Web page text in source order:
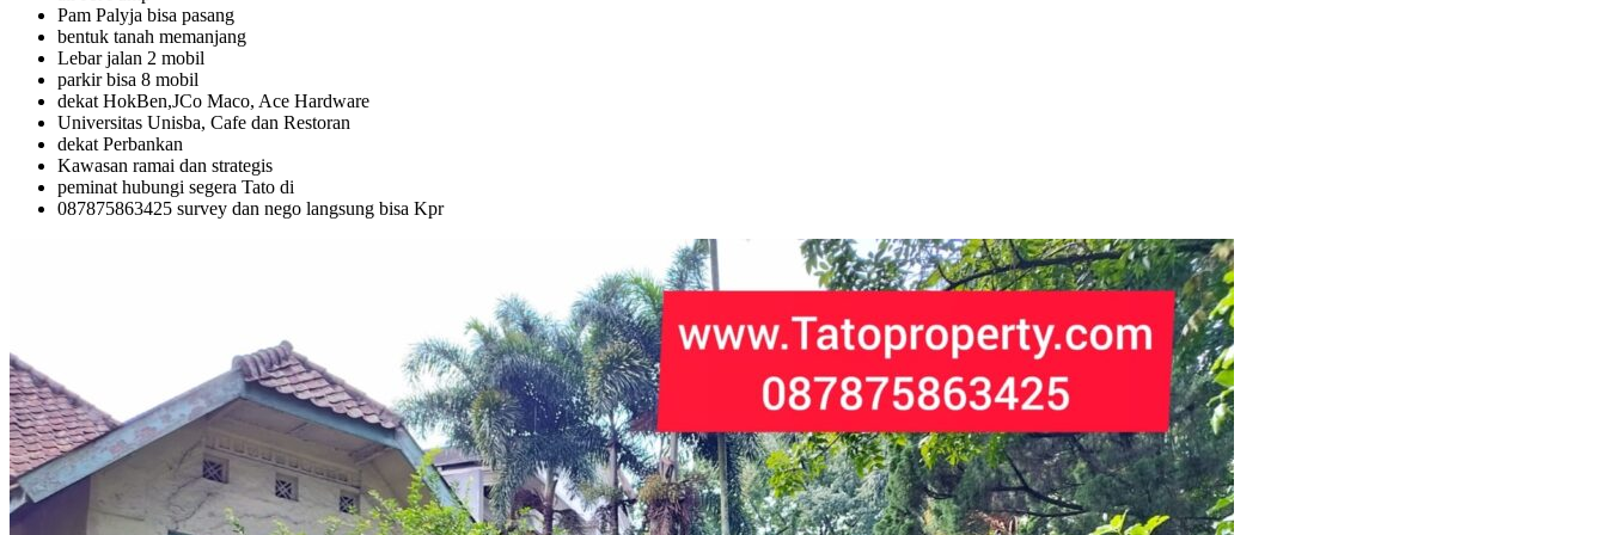
Pam Palyja bisa pasang
bentuk tanah memanjang
Lebar jalan 2 mobil
parkir bisa 8 mobil
dekat HokBen,JCo Maco, Ace Hardware
Universitas Unisba, Cafe dan Restoran
dekat Perbankan
Kawasan ramai dan strategis
peminat hubungi segera Tato di
087875863425 survey dan nego langsung bisa Kpr